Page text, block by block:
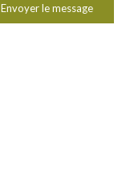
Envoyer le message